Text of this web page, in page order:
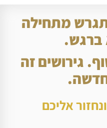
מתחילה
ברגש.
גירושים זה
אליכם